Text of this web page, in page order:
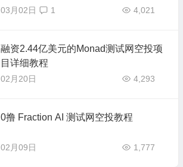
03月02日 4,021
1
融资2.44亿美元的Monad测试网空投项
目详细教程
02月20日 4,293
0撸 Fraction AI 测试网空投教程
02月09日 1,777